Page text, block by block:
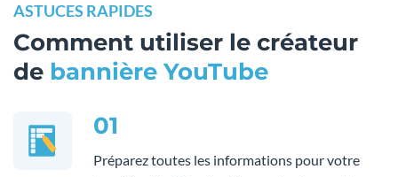
ASTUCES RAPIDES
Comment utiliser le créateur
de bannière YouTube
01
Préparez toutes les informations pour votre